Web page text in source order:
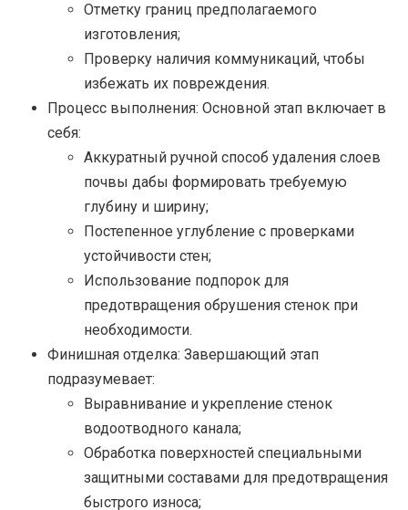
Отметку границ предполагаемого
изготовления;
Проверку наличия коммуникаций, чтобы
избежать их повреждения.
Процесс выполнения: Основной этап включает в
себя:
Аккуратный ручной способ удаления слоев
почвы дабы формировать требуемую
глубину и ширину;
Постепенное углубление с проверками
устойчивости стен;
Использование подпорок для
предотвращения обрушения стенок при
необходимости.
Финишная отделка: Завершающий этап
подразумевает:
Выравнивание и укрепление стенок
водоотводного канала;
Обработка поверхностей специальными
защитными составами для предотвращения
быстрого износа;